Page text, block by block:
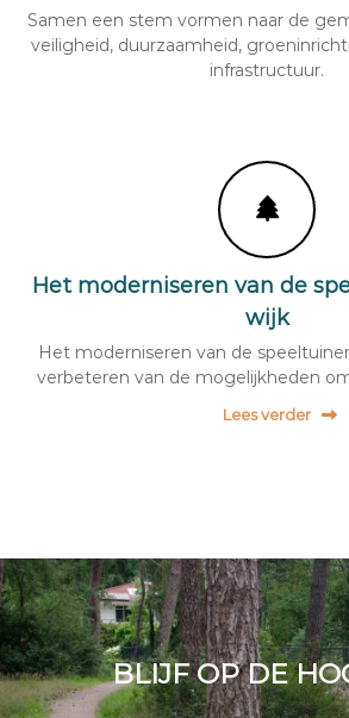
Samen een stem vormen naar de
veiligheid, duurzaamheid,
infrastructuur.
Het moderniseren van de
wijk
Het moderniseren van de
verbeteren van de mogelijkheden
Lees verder
BLIJF OP DE